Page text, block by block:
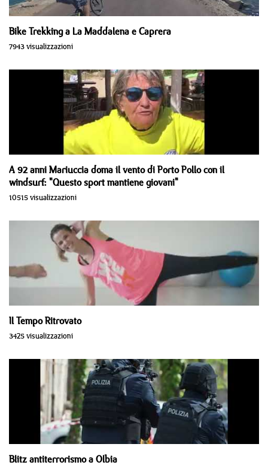
Bike Trekking a La Maddalena e Caprera
7943 visualizzazioni
A 92 anni Mariuccia doma il vento di Porto Pollo con il
windsurf: "Questo sport mantiene giovani"
10515 visualizzazioni
Il Tempo Ritrovato
3425 visualizzazioni
Blitz antiterrorismo a Olbia